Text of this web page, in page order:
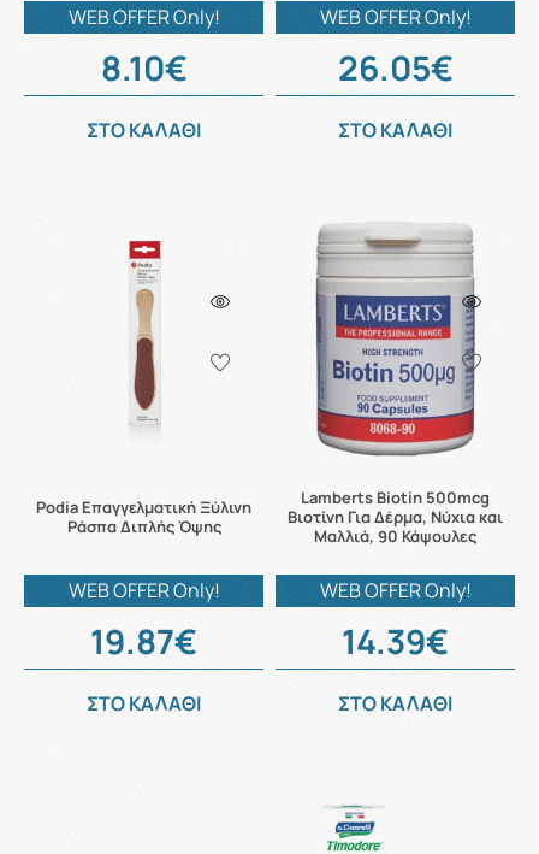
WEB OFFER Only!
8.10€
ΣΤΟ ΚΑΛΑΘΙ
WEB OFFER Only!
26.05€
ΣΤΟ ΚΑΛΑΘΙ
Podia Επαγγελματική Ξύλινη
Ράσπα Διπλής Όψης
WEB OFFER Only!
19.87€
ΣΤΟ ΚΑΛΑΘΙ
Lamberts Biotin 500mcg
Βιοτίνη Για Δέρμα, Νύχια και
Μαλλιά, 90 Κάψουλες
WEB OFFER Only!
14.39€
ΣΤΟ ΚΑΛΑΘΙ